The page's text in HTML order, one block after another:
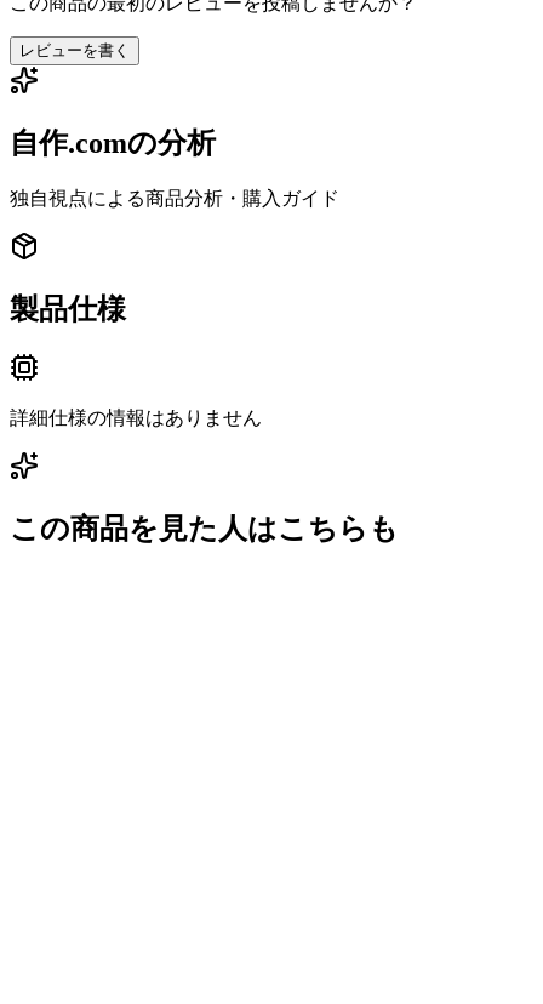
レビューを書く
自作.comの分析
独自視点による商品分析・購入ガイド
製品仕様
詳細仕様の情報はありません
この商品を見た人はこちらも